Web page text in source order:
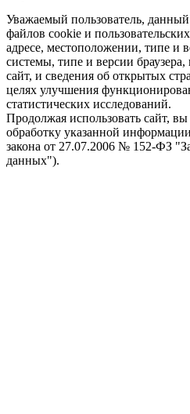
Уважаемый пользователь,
файлов cookie и
адресе, местоположении, типе и
системы, типе и версии
сайт, и сведения об открытых
целях улучшения
статистических исследований.
Продолжая использовать сайт, вы
обработку указанной
закона от 27.07.2006 № 152-ФЗ
данных").